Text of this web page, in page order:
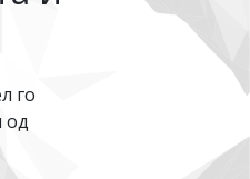
го
од